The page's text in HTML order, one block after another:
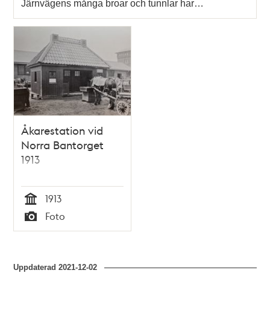
Järnvägens många broar och tunnlar har…
Åkarestation vid
Norra Bantorget
1913
Tid
1913
Typ
Foto
Uppdaterad2021-12-02